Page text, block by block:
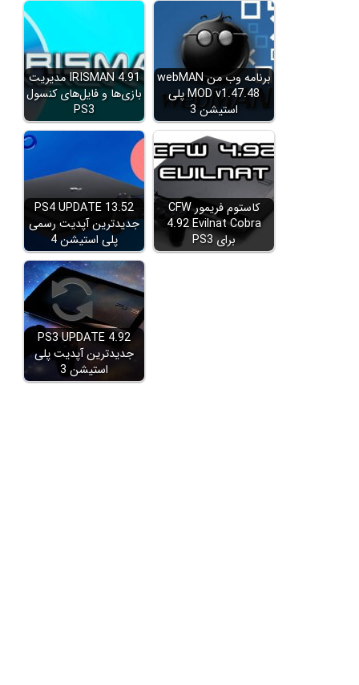
IRISMAN 4.91 مدیریت
بازی‌ها و فایل‌های کنسول
PS3
برنامه وب من webMAN
MOD v1.47.48 پلی
استیشن 3
PS4 UPDATE 13.52
جدیدترین آپدیت رسمی
پلی استیشن 4
کاستوم فریمور CFW
4.92 Evilnat Cobra
برای PS3
PS3 UPDATE 4.92
جدیدترین آپدیت پلی
استیشن 3